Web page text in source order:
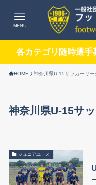
MENU
各カテゴリ随時選手
HOME 神奈川県U-15サッカーリー
神奈川県U-15サ
ジュニアユース